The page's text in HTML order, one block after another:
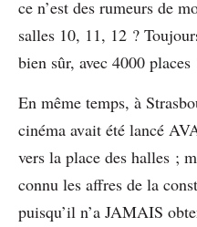
ce n’est des rumeurs de
salles 10, 11, 12 ?
bien sûr, avec 4000 places
En même temps, à
cinéma avait été lancé
vers la place des halles ;
connu les affres de la
puisqu’il n’a JAMAIS